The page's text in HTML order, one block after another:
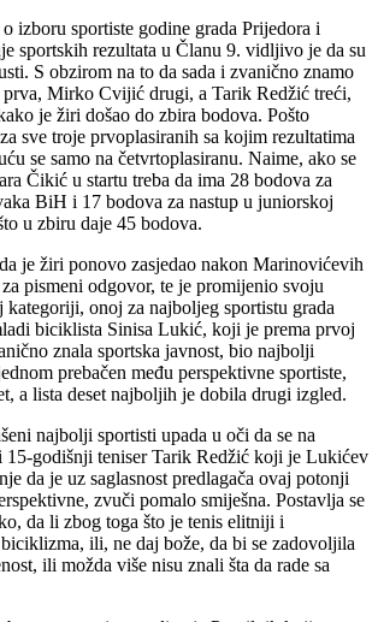
izboru sportiste godine grada Prijedora i
sportskih rezultata u Članu 9. vidljivo je da su
S obzirom na to da sada i zvanično znamo
Mirko Cvijić drugi, a Tarik Redžić treći,
je žiri došao do zbira bodova. Pošto
sve troje prvoplasiranih sa kojim rezultatima
se samo na četvrtoplasiranu. Naime, ako se
Čikić u startu treba da ima 28 bodova za
BiH i 17 bodova za nastup u juniorskoj
u zbiru daje 45 bodova.
je žiri ponovo zasjedao nakon Marinovićevih
pismeni odgovor, te je promijenio svoju
onoj za najboljeg sportistu grada
biciklista Sinisa Lukić, koji je prema prvoj
znala sportska javnost, bio najbolji
prebačen među perspektivne sportiste,
a lista deset najboljih je dobila drugi izgled.
najbolji sportisti upada u oči da se na
15-godišnji teniser Tarik Redžić koji je Lukićev
da je uz saglasnost predlagača ovaj potonji
zvuči pomalo smiješna. Postavlja se
da li zbog toga što je tenis elitniji i
ili, ne daj bože, da bi se zadovoljila
ili možda više nisu znali šta da rade sa